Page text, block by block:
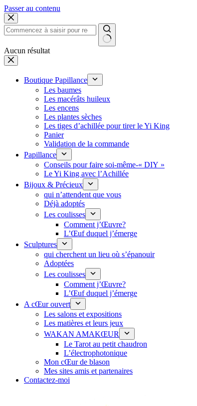
Passer au contenu
Aucun résultat
Boutique Papillance
Les baumes
Les macérâts huileux
Les encens
Les plantes sèches
Les tiges d’achillée pour tirer le Yi King
Panier
Validation de la commande
Papillance
Conseils pour faire soi-même-« DIY »
Le Yi King avec l’Achillée
Bijoux & Précieux
qui n’attendent que vous
Déjà adoptés
Les coulisses
Comment j’Œuvre?
L’Œuf duquel j’émerge
Sculptures
qui cherchent un lieu où s’épanouir
Adoptées
Les coulisses
Comment j’Œuvre?
L’Œuf duquel j’émerge
A cŒur ouvert
Les salons et expositions
Les matières et leurs jeux
WAKAN AMAKŒUR
Le Tarot au petit chaudron
L’électrophotonique
Mon cŒur de blason
Mes sites amis et partenaires
Contactez-moi